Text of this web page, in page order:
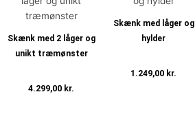
Skænk med 2 låger og
unikt træmønster
4.299,00 kr.
Skænk med låger og
hylder
1.249,00 kr.